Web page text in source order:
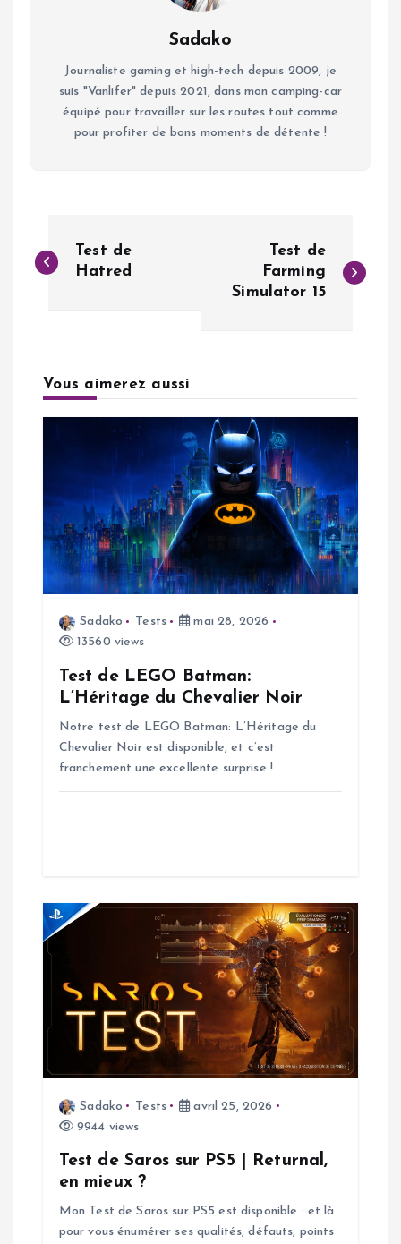
Sadako
Journaliste gaming et high-tech depuis 2009, je
suis "Vanlifer" depuis 2021, dans mon camping-car
équipé pour travailler sur les routes tout comme
pour profiter de bons moments de détente !
a
g
t
o
r
t
Test de
Hatred
Test de
Farming
Simulator 15
Vous aimerez aussi
Sadako Tests
mai 28, 2026
13560 views
Test de LEGO Batman:
L’Héritage du Chevalier Noir
Notre test de LEGO Batman: L’Héritage du
Chevalier Noir est disponible, et c’est
franchement une excellente surprise !
Sadako Tests
avril 25, 2026
9944 views
Test de Saros sur PS5 | Returnal,
en mieux ?
Mon Test de Saros sur PS5 est disponible : et là
pour vous énumérer ses qualités, défauts, points